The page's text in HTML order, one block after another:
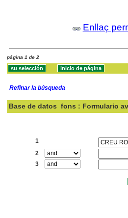
Enllaç
página 1 de 2
Refinar la búsqueda
Base de datos fons : Formulario
1
2
3